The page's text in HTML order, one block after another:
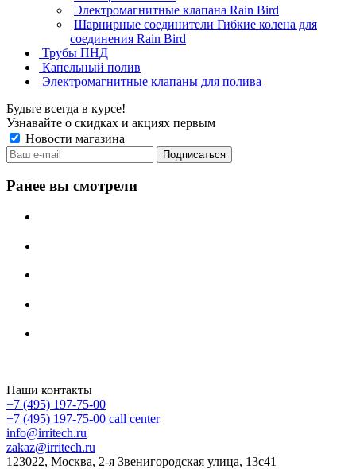
Электромагнитные клапана Rain Bird
Шарнирные соединители Гибкие колена для
соединения Rain Bird
Трубы ПНД
Капельный полив
Электромагнитные клапаны для полива
Будьте всегда в курсе!
Узнавайте о скидках и акциях первым
Новости магазина
Ранее вы смотрели
Наши контакты
+7 (495) 197-75-00
+7 (495) 197-75-00 call center
info@irritech.ru
zakaz@irritech.ru
123022, Москва, 2-я Звенигородская улица, 13с41